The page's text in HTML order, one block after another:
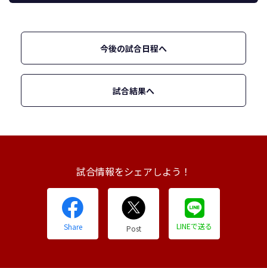
今後の試合日程へ
試合結果へ
試合情報をシェアしよう！
Share Post LINEで送る